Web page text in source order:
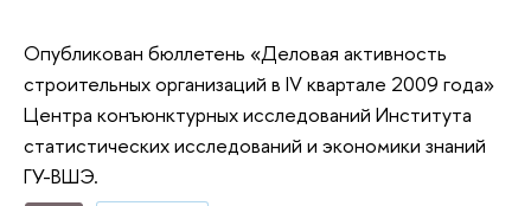
Опубликован бюллетень «Деловая активность
строительных организаций в IV квартале 2009 года»
Центра конъюнктурных исследований Института
статистических исследований и экономики знаний
ГУ-ВШЭ.